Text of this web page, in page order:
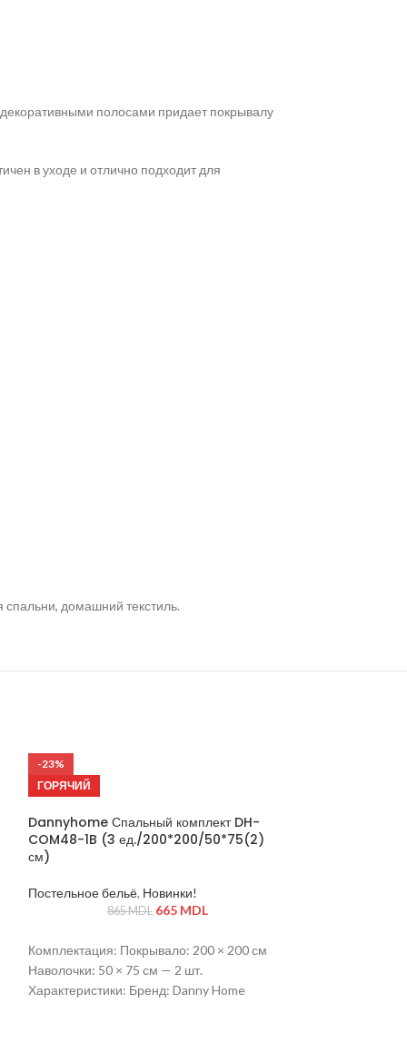
полосами придает покрывалу
в уходе и отлично подходит для
домашний текстиль.
-23%
ГОРЯЧИЙ
Dannyhome Спальный комплект DH-
COM48-1B (3 ед./200*200/50*75(2)
см)
Постельное бельё, Новинки!
865MDL 665 MDL
Комплектация: Покрывало: 200 × 200 см
Наволочки: 50 × 75 см — 2 шт.
Характеристики: Бренд: Danny Home